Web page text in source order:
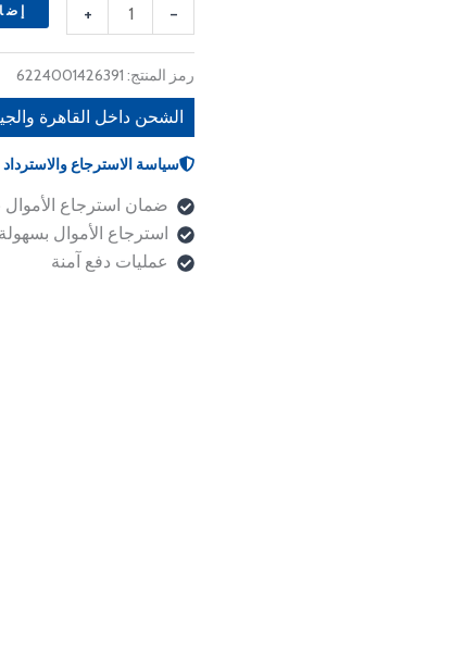
530 EGP.
-Oil
120ml
+
رمز المنتج: 6224001426391
الشحن داخل القاهرة
سياسة الاسترجاع والاسترداد
ضمان استرجاع
استرجاع الأموال
عمليات دفع آمنة